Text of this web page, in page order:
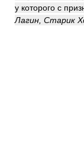
у которого с
Лагин, Старик